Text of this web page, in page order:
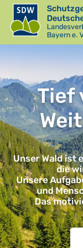
Bayern e.
Tief
Unser Wald ist
die
Unsere
und
Das